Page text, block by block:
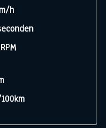
h